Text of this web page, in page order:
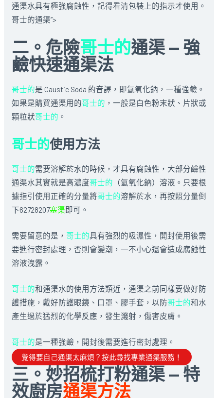
通渠水具有極強腐蝕性，記得看清包裝上的指示才使用。
哥士的通渠”>
二。危險哥士的通渠 — 強
鹼快速通渠法
哥士的是 Caustic Soda 的音譯，即氫氧化鈉，一種強鹼。
如果是購買通渠用的哥士的 ，一般是白色粉末狀、片狀或
顆粒狀哥士的 。
哥士的使用方法
哥士的需要溶解於水的時候，才具有腐蝕性，大部分鹼性
通渠水其實就是高濃度哥士的 （氫氧化鈉）溶液。只要根
據指引使用正確的分量將哥士的溶解於水，再按照分量倒
下62728207塞渠即可。
需要留意的是， 哥士的具有強烈的吸濕性，開封使用後需
要進行密封處理，否則會變潮，一不小心還會造成腐蝕性
溶液洩露。
哥士的和通渠水的使用方法類近，通渠之前同樣要做好防
護措施，戴好防護眼鏡、口罩、膠手套，以防哥士的和水
產生過於猛烈的化學反應，發生濺射，傷害皮膚。
哥士的是一種強鹼，開封後需要進行密封處理。
覺得要自己通渠太麻煩？按此尋找專業通渠服務！
三。妙招梳打粉通渠 — 特
效廚房通渠方法